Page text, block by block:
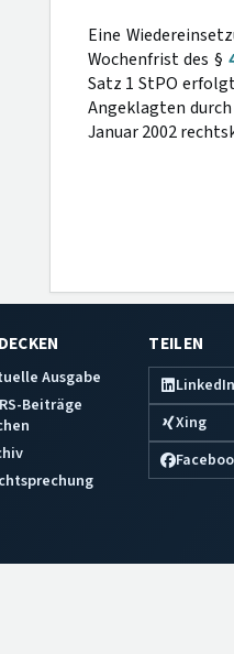
Eine
Wochenfrist des §
Satz 1 StPO
Angeklagten
Januar 2002
Ausgabe
Beiträge
TEILEN
LinkedIn
Xing